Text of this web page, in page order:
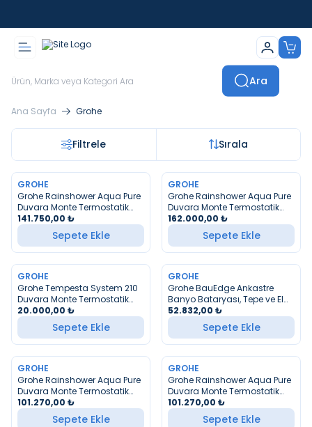
Ara
Ana Sayfa Grohe
Filtrele Sırala
YENI
GROHE
Grohe Rainshower Aqua Pure
Duvara Monte Termostatik
Bataryalı Duş Sistemi Mat
Siyah
141.750,00 ₺
Sepete Ekle
YENI
GROHE
Grohe Rainshower Aqua Pure
Duvara Monte Termostatik
Bataryalı Duş Sistemi Bakır
162.000,00 ₺
Sepete Ekle
YENI
GROHE
Grohe Tempesta System 210
Duvara Monte Termostatik
Duş Bataryalı Duş Seti
20.000,00 ₺
Sepete Ekle
YENI
GROHE
Grohe BauEdge Ankastre
Banyo Bataryası, Tepe ve El
Duşu Seti
52.832,00 ₺
Sepete Ekle
YENI
GROHE
Grohe Rainshower Aqua Pure
Duvara Monte Termostatik
Bataryalı Duş Sistemi Krom
101.270,00 ₺
Sepete Ekle
YENI
GROHE
Grohe Rainshower Aqua Pure
Duvara Monte Termostatik
Bataryalı Duş Sistemi Siyah
Krom
101.270,00 ₺
Sepete Ekle